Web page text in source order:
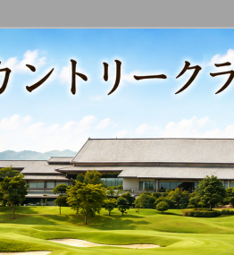
支配人ブログ
フに関する随筆、喜怒哀楽などを気まぐ